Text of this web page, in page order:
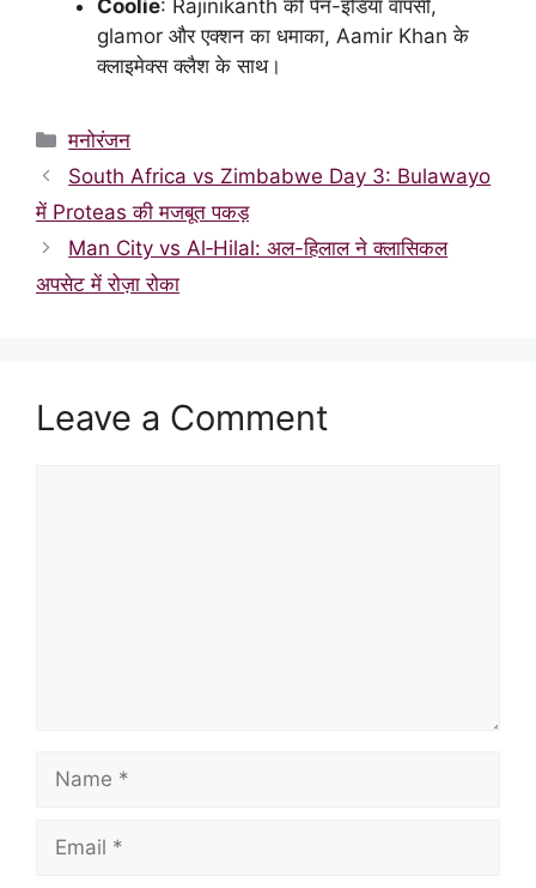
Coolie: Rajinikanth की पैन-इंडिया वापसी,
glamor और एक्शन का धमाका, Aamir Khan के
क्लाइमेक्स क्लैश के साथ।
Categories
मनोरंजन
South Africa vs Zimbabwe Day 3: Bulawayo
में Proteas की मजबूत पकड़
Man City vs Al‑Hilal: अल-हिलाल ने क्लासिकल
अपसेट में रोज़ा रोका
Leave a Comment
Name
Email